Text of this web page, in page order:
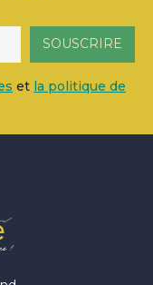
et la politique de